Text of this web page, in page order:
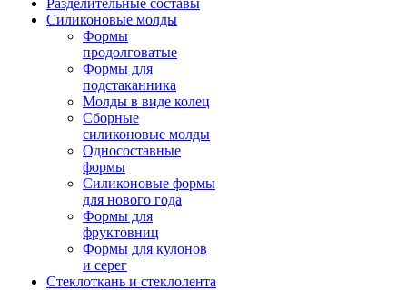
Разделительные составы
Силиконовые молды
Формы
продолговатые
Формы для
подстаканника
Молды в виде колец
Сборные
силиконовые молды
Односоставные
формы
Силиконовые формы
для нового года
Формы для
фруктовниц
Формы для кулонов
и серег
Стеклоткань и стеклолента